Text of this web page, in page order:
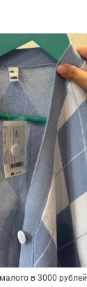
в 3000 рублей